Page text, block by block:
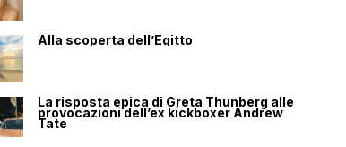
Alla scoperta dell’Egitto
La risposta epica di Greta Thunberg alle
provocazioni dell’ex kickboxer Andrew
Tate